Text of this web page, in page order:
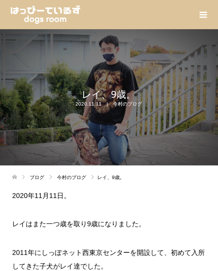
レイ、9歳。
2020.11.11 今村のブログ
ブログ 今村のブログ レイ、9歳。
2020年11月11日。
レイはまた一つ歳を取り9歳になりました。
2011年にしっぽネット西東京センターを開設して、初めて入所
してきた子犬がレイ達でした。